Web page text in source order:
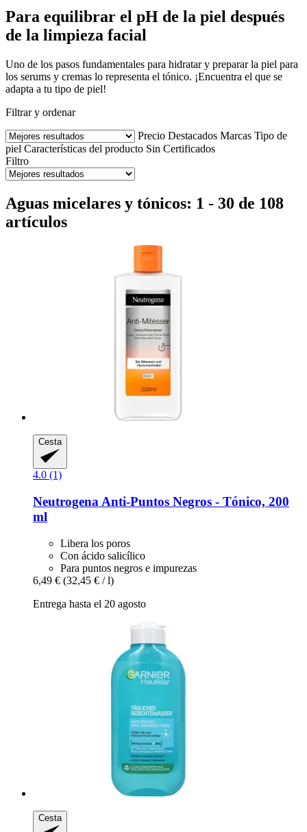
Para equilibrar el pH de la piel después
de la limpieza facial
Uno de los pasos fundamentales para hidratar y preparar la piel para
los serums y cremas lo representa el tónico. ¡Encuentra el que se
adapta a tu tipo de piel!
Filtrar y ordenar
Precio Destacados Marcas Tipo de
piel Características del producto Sin Certificados
Filtro
Aguas micelares y tónicos: 1 - 30 de 108
artículos
Cesta
4.0 (1)
Neutrogena Anti-​Puntos Negros -​ Tónico, 200
ml
Libera los poros
Con ácido salicílico
Para puntos negros e impurezas
6,49 € (32,45 € / l)
Entrega hasta el 20 agosto
Cesta